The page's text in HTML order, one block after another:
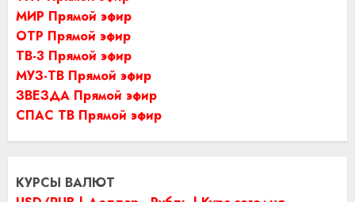
МИР Прямой эфир
ОТР Прямой эфир
ТВ-3 Прямой эфир
МУЗ-ТВ Прямой эфир
ЗВЕЗДА Прямой эфир
СПАС ТВ Прямой эфир
КУРСЫ ВАЛЮТ